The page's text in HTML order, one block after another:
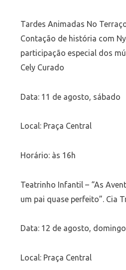
Tardes Animadas No
Contação de história com
participação especial dos
Cely Curado
Data: 11 de agosto, sábado
Local: Praça Central
Horário: às 16h
Teatrinho Infantil – “As
um pai quase perfeito”. Cia
Data: 12 de agosto, domingo
Local: Praça Central